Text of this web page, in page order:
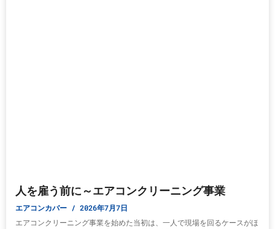
人を雇う前に～エアコンクリーニング事業
エアコンカバー 2026年7月7日
エアコンクリーニング事業を始めた当初は、一人で現場を回るケースがほ